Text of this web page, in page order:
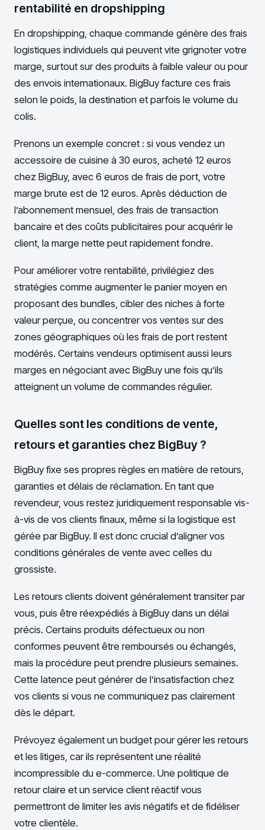
rentabilité en dropshipping
En dropshipping, chaque commande génère des frais
logistiques individuels qui peuvent vite grignoter votre
marge, surtout sur des produits à faible valeur ou pour
des envois internationaux. BigBuy facture ces frais
selon le poids, la destination et parfois le volume du
colis.
Prenons un exemple concret : si vous vendez un
accessoire de cuisine à 30 euros, acheté 12 euros
chez BigBuy, avec 6 euros de frais de port, votre
marge brute est de 12 euros. Après déduction de
l’abonnement mensuel, des frais de transaction
bancaire et des coûts publicitaires pour acquérir le
client, la marge nette peut rapidement fondre.
Pour améliorer votre rentabilité, privilégiez des
stratégies comme augmenter le panier moyen en
proposant des bundles, cibler des niches à forte
valeur perçue, ou concentrer vos ventes sur des
zones géographiques où les frais de port restent
modérés. Certains vendeurs optimisent aussi leurs
marges en négociant avec BigBuy une fois qu’ils
atteignent un volume de commandes régulier.
Quelles sont les conditions de vente,
retours et garanties chez BigBuy ?
BigBuy fixe ses propres règles en matière de retours,
garanties et délais de réclamation. En tant que
revendeur, vous restez juridiquement responsable vis-
à-vis de vos clients finaux, même si la logistique est
gérée par BigBuy. Il est donc crucial d’aligner vos
conditions générales de vente avec celles du
grossiste.
Les retours clients doivent généralement transiter par
vous, puis être réexpédiés à BigBuy dans un délai
précis. Certains produits défectueux ou non
conformes peuvent être remboursés ou échangés,
mais la procédure peut prendre plusieurs semaines.
Cette latence peut générer de l’insatisfaction chez
vos clients si vous ne communiquez pas clairement
dès le départ.
Prévoyez également un budget pour gérer les retours
et les litiges, car ils représentent une réalité
incompressible du e-commerce. Une politique de
retour claire et un service client réactif vous
permettront de limiter les avis négatifs et de fidéliser
votre clientèle.